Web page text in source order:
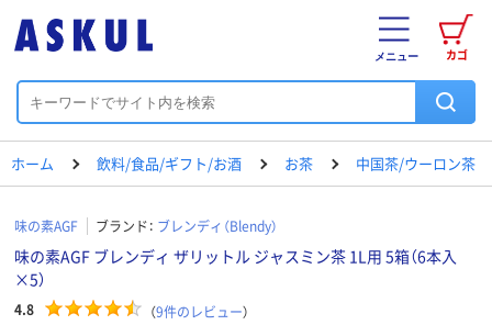
カゴ
メニュー
ホーム 飲料/食品/ギフト/お酒 お茶 中国茶/ウーロン茶
味の素AGF ブランド： ブレンディ（Blendy）
味の素AGF ブレンディ ザリットル ジャスミン茶 1L用 5箱（6本入
×5）
4.8 （9件のレビュー）